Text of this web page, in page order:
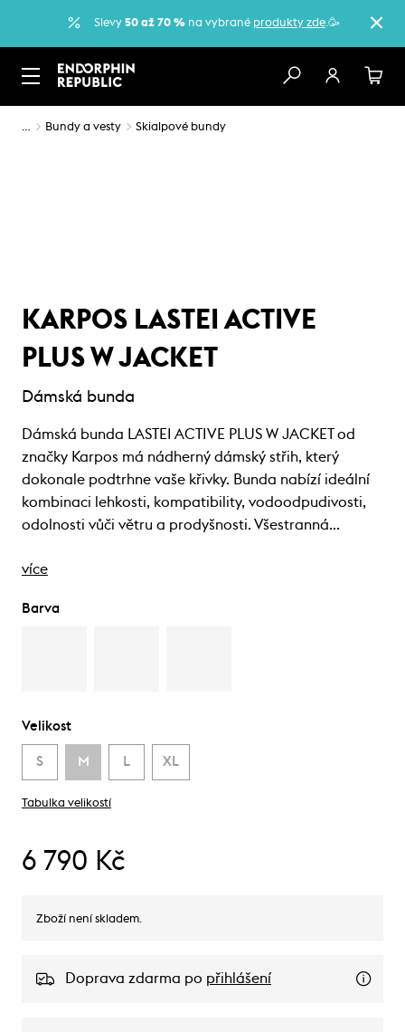
Slevy 50 až 70 % na vybrané produkty zde.🥳
… Bundy a vesty Skialpové bundy
KARPOS LASTEI ACTIVE
PLUS W JACKET
Dámská bunda
Dámská bunda LASTEI ACTIVE PLUS W JACKET od
značky Karpos má nádherný dámský střih, který
dokonale podtrhne vaše křivky. Bunda nabízí ideální
kombinaci lehkosti, kompatibility, vodoodpudivosti,
odolnosti vůči větru a prodyšnosti. Všestranná…
více
Barva
Velikost
S M L XL
Tabulka velikostí
6 790 Kč
Zboží není skladem.
Doprava zdarma po přihlášení